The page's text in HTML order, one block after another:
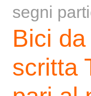
segni
Bici
scritta